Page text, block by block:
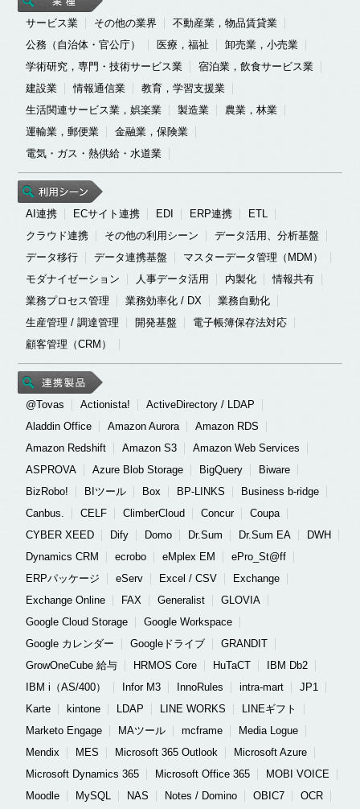
サービス業 その他の業界
不動産業，物品賃貸業
公務（自治体・官公庁）
医療，福祉
卸売業，小売業
学術研究，専門・技術サービス業
宿泊業，飲食サービス業
建設業
情報通信業
教育，学習支援業
生活関連サービス業，娯楽業
製造業
農業，林業
運輸業，郵便業
金融業，保険業
電気・ガス・熱供給・水道業
AI連携 ECサイト連携 EDI ERP連携
ETL
クラウド連携
その他の利用シーン
データ活用、分析基盤
データ移行
データ連携基盤
マスターデータ管理（MDM）
モダナイゼーション
人事データ活用 内製化
情報共有
業務プロセス管理
業務効率化 / DX
業務自動化
生産管理 / 調達管理
開発基盤
電子帳簿保存法対応
顧客管理（CRM）
@Tovas Actionista!
ActiveDirectory / LDAP
Aladdin Office
Amazon Aurora
Amazon RDS
Amazon Redshift
Amazon S3
Amazon Web Services
ASPROVA
Azure Blob Storage BigQuery
Biware
BizRobo!
BIツール Box BP-LINKS
Business b-ridge
Canbus.
CELF ClimberCloud Concur
Coupa
CYBER XEED
Dify Domo Dr.Sum Dr.Sum EA
DWH
Dynamics CRM
ecrobo eMplex EM
ePro_St@ff
ERPパッケージ
eServ Excel / CSV
Exchange
Exchange Online
FAX Generalist
GLOVIA
Google Cloud Storage
Google Workspace
Google カレンダー
Googleドライブ
GRANDIT
GrowOneCube 給与
HRMOS Core HuTaCT
IBM Db2
IBM i（AS/400）
Infor M3 InnoRules intra-mart
JP1
Karte
kintone LDAP LINE WORKS
LINEギフト
Marketo Engage
MAツール mcframe
Media Logue
Mendix
MES Microsoft 365 Outlook
Microsoft Azure
Microsoft Dynamics 365
Microsoft Office 365
MOBI VOICE
Moodle
MySQL NAS Notes / Domino OBIC7
OCR